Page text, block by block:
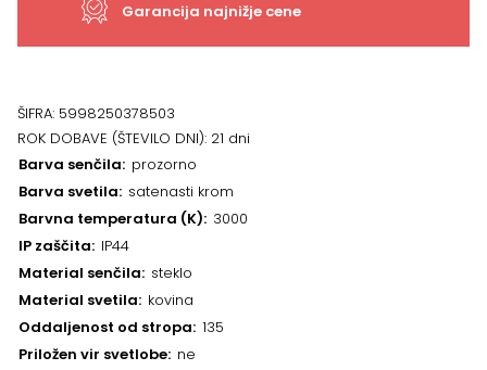
Garancija najnižje cene
ŠIFRA: 5998250378503
ROK DOBAVE (ŠTEVILO DNI): 21 dni
Barva senčila prozorno
Barva svetila satenasti krom
Barvna temperatura (K) 3000
IP zaščita IP44
Material senčila steklo
Material svetila kovina
Oddaljenost od stropa 135
Priložen vir svetlobe ne